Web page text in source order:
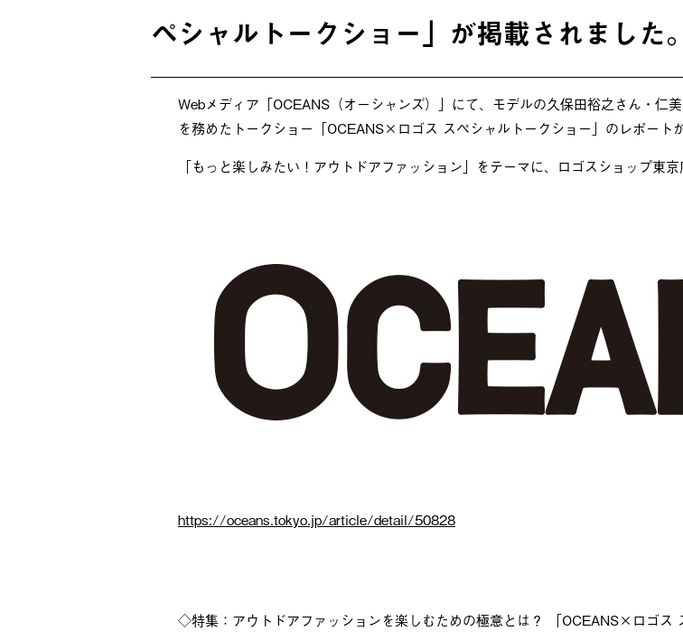
ペシャルトークショー」が掲載されました。
Webメディア「OCEANS（オーシャンズ）」にて、モデルの久保田裕之さん・仁
を務めたトークショー「OCEANS×ロゴス スペシャルトークショー」のレポート
「もっと楽しみたい！アウトドアファッション」をテーマに、ロゴスショップ東
https://oceans.tokyo.jp/article/detail/50828
◇特集：アウトドアファッションを楽しむための極意とは？ 「OCEANS×ロゴス